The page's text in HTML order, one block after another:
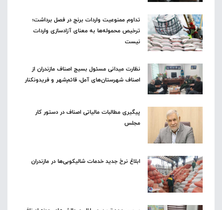
تداوم ممنوعیت واردات برنج در فصل برداشت؛
ترخیص محموله‌ها به معنای آزادسازی واردات
نیست
نظارت میدانی مسئول بسیج اصناف مازندران از
اصناف شهرستان‌های آمل، قائم‌شهر و فریدونکنار
پیگیری مطالبات مالیاتی اصناف در دستور کار
مجلس
ابلاغ نرخ جدید خدمات شالیکوبی‌ها در مازندران